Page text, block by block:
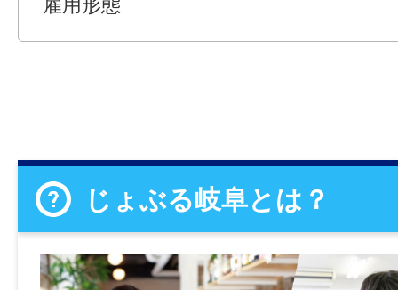
じょぶる岐阜とは？